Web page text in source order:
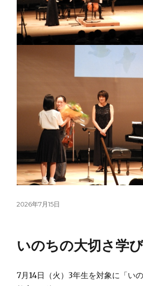
投
2026年7月15日
いのちの大切さ学
7月14日（火）3年生を対象に「い